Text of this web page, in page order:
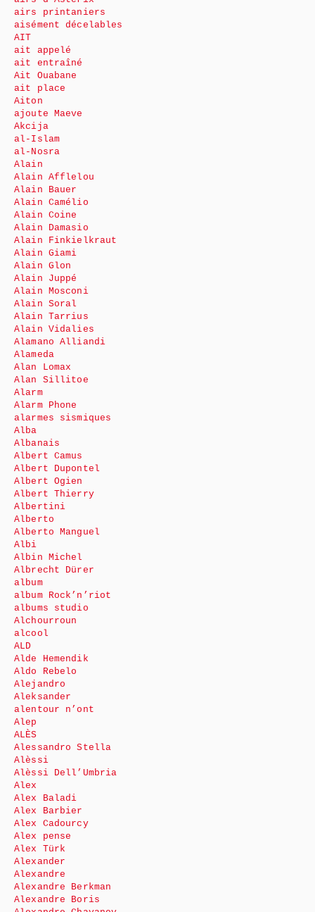
airs printaniers
aisément décelables
AIT
ait appelé
ait entraîné
Ait Ouabane
ait place
Aiton
ajoute Maeve
Akcija
al-Islam
al-Nosra
Alain
Alain Afflelou
Alain Bauer
Alain Camélio
Alain Coine
Alain Damasio
Alain Finkielkraut
Alain Giami
Alain Glon
Alain Juppé
Alain Mosconi
Alain Soral
Alain Tarrius
Alain Vidalies
Alamano Alliandi
Alameda
Alan Lomax
Alan Sillitoe
Alarm
Alarm Phone
alarmes sismiques
Alba
Albanais
Albert Camus
Albert Dupontel
Albert Ogien
Albert Thierry
Albertini
Alberto
Alberto Manguel
Albi
Albin Michel
Albrecht Dürer
album
album Rock’n’riot
albums studio
Alchourroun
alcool
ALD
Alde Hemendik
Aldo Rebelo
Alejandro
Aleksander
alentour n’ont
Alep
ALÈS
Alessandro Stella
Alèssi
Alèssi Dell’Umbria
Alex
Alex Baladi
Alex Barbier
Alex Cadourcy
Alex pense
Alex Türk
Alexander
Alexandre
Alexandre Berkman
Alexandre Boris